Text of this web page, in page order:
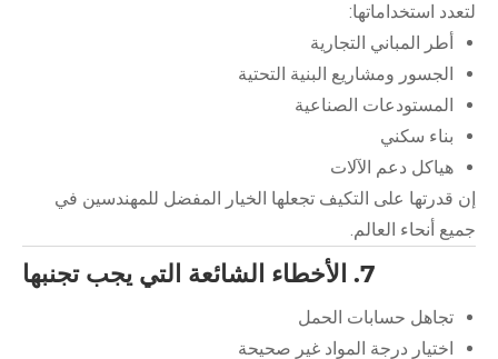
لتعدد استخداماتها:
أطر المباني التجارية
الجسور ومشاريع البنية التحتية
المستودعات الصناعية
بناء سكني
هياكل دعم الآلات
إن قدرتها على التكيف تجعلها الخيار المفضل للمهندسين في
جميع أنحاء العالم.
7. الأخطاء الشائعة التي يجب تجنبها
تجاهل حسابات الحمل
اختيار درجة المواد غير صحيحة